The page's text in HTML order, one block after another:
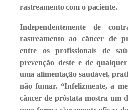
rastreamento com o paciente.
Independentemente de
rastreamento ao câncer de
entre os profissionais de
prevenção deste e de
uma alimentação saudável,
não fumar. “Infelizmente, a
câncer de próstata mostra um